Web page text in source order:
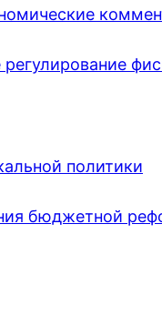
регулирование
политики
бюджетной